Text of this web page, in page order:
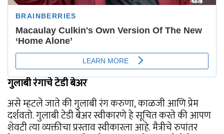
गुलाबी रंगाचे टेडी बेअर
असे म्हटले जाते की गुलाबी रंग करुणा, काळजी आणि प्रेम
दर्शवतो. गुलाबी टेडी बेअर स्वीकारणे हे सूचित करते की आपण
शेवटी त्या व्यक्तीचा प्रस्ताव स्वीकारला आहे. मैत्रीचे रुपांतर